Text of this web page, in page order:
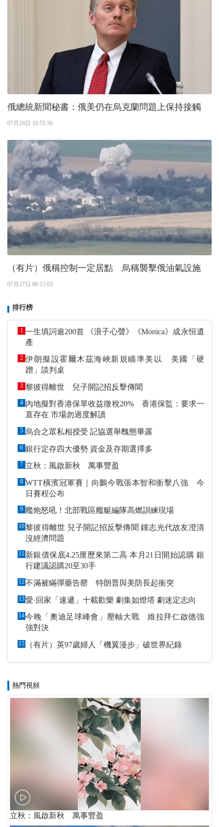
俄總統新聞秘書：俄美仍在烏克蘭問題上保持接觸
07月28日 10:55:36
（有片）俄稱控制一定居點 烏稱襲擊俄油氣設施
07月27日 00:15:03
排行榜
1 一生填詞逾200首 《浪子心聲》《Monica》成永恒遺
產
2 伊朗擬設霍爾木茲海峽新規瞄準美以 美國「硬
蹭」談判桌
3 黎彼得離世 兒子開記招反擊傳聞
4 內地擬對香港保單收益徵稅20% 香港保監：要求一
直存在 市場勿過度解讀
5 烏合之眾私相授受 記協選舉醜態畢露
6 銀行定存四大優勢 資金及存期選擇多
7 立秋：風啟新秋 萬事豐盈
8 WTT橫濱冠軍賽｜向鵬今戰張本智和衝擊八強 今
日賽程公布
9 艦炮怒吼！北部戰區艦艇編隊高燃訓練現場
10黎彼得離世 兒子開記招反擊傳聞 鍾志光代故友澄清
沒經濟問題
11 新銀債保底4.25厘歷來第二高 本月21日開始認購 銀
行建議認購20至30手
12不滿被瞞彈藥告罄 特朗普與美防長起衝突
13 愛·回家「速遞」十載歡樂 劇集如燈塔 劇迷定志向
14今晚「奧迪足球峰會」壓軸大戰 維拉拜仁啟德強
強對決
15 （有片）英97歲婦人「機翼漫步」破世界紀錄
熱門視頻
立秋：風啟新秋 萬事豐盈